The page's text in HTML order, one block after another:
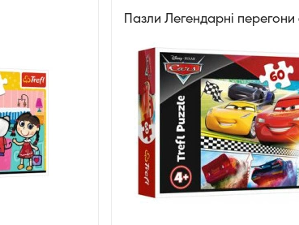
Пазли Легендарні